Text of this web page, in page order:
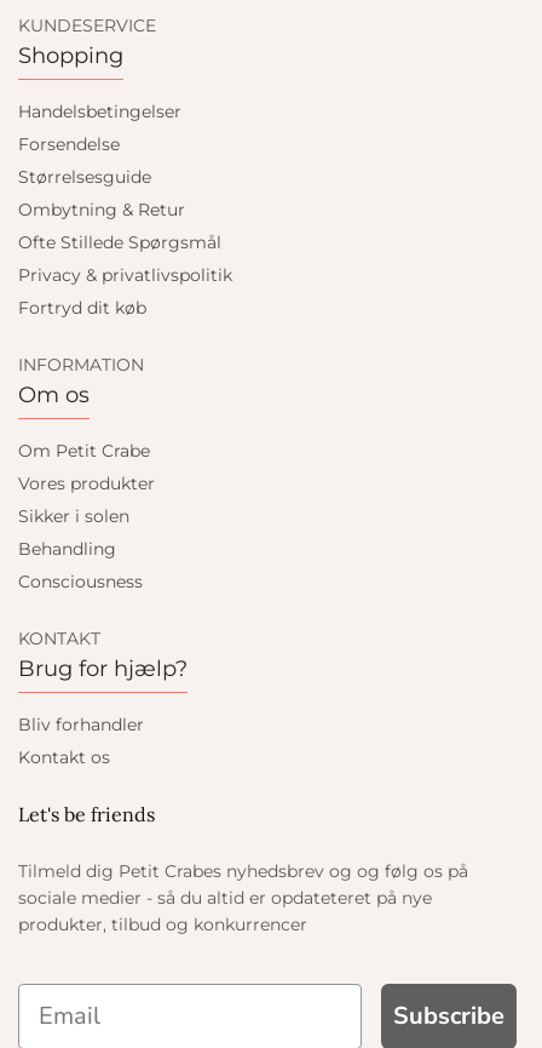
KUNDESERVICE
Shopping
Handelsbetingelser
Forsendelse
Størrelsesguide
Ombytning & Retur
Ofte Stillede Spørgsmål
Privacy & privatlivspolitik
Fortryd dit køb
INFORMATION
Om os
Om Petit Crabe
Vores produkter
Sikker i solen
Behandling
Consciousness
KONTAKT
Brug for hjælp?
Bliv forhandler
Kontakt os
Let's be friends
Tilmeld dig Petit Crabes nyhedsbrev og og følg os på
sociale medier - så du altid er opdateteret på nye
produkter, tilbud og konkurrencer
Subscribe